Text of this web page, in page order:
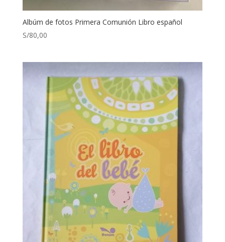
Albúm de fotos Primera Comunión Libro español
S/80,00